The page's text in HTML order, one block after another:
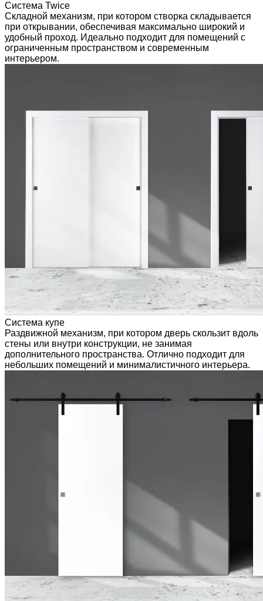
Система Twice
Складной механизм, при котором створка складывается
при открывании, обеспечивая максимально широкий и
удобный проход. Идеально подходит для помещений с
ограниченным пространством и современным
интерьером.
Система купе
Раздвижной механизм, при котором дверь скользит вдоль
стены или внутри конструкции, не занимая
дополнительного пространства. Отлично подходит для
небольших помещений и минималистичного интерьера.